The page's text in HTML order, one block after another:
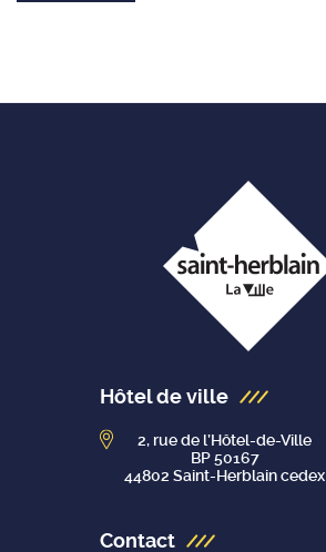
Hôtel de ville
2, rue de l’Hôtel-de-Ville
BP 50167
44802 Saint-Herblain cedex
Contact